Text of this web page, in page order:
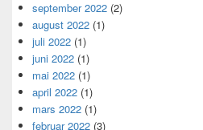
september 2022 (2)
august 2022 (1)
juli 2022 (1)
juni 2022 (1)
mai 2022 (1)
april 2022 (1)
mars 2022 (1)
februar 2022 (3)